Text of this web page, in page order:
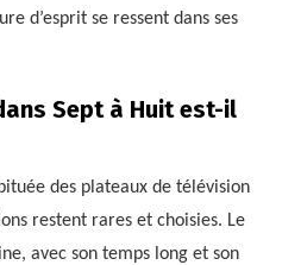
d’esprit se ressent dans ses
Sept à Huit est-il
des plateaux de télévision
restent rares et choisies. Le
avec son temps long et son